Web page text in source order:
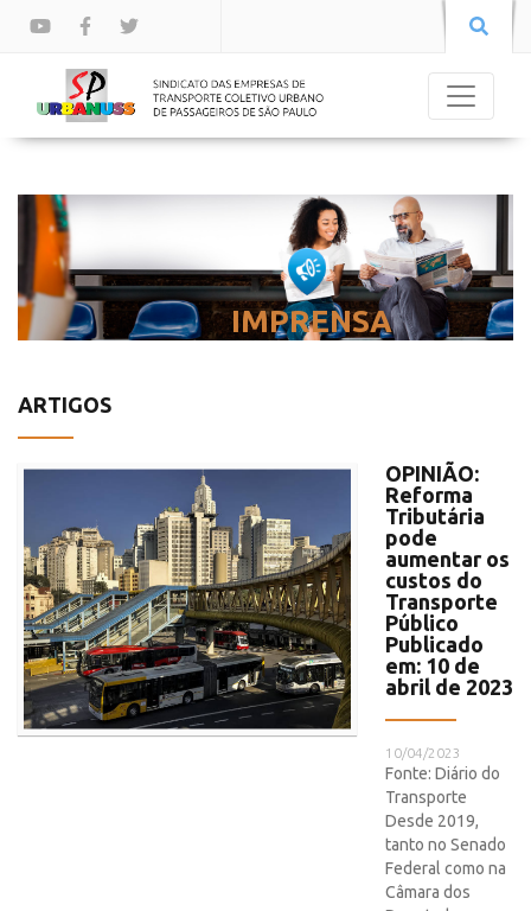
IMPRENSA
ARTIGOS
OPINIÃO:
Reforma
Tributária
pode
aumentar os
custos do
Transporte
Público
Publicado
em: 10 de
abril de 2023
10/04/2023
Fonte: Diário do
Transporte
Desde 2019,
tanto no Senado
Federal como na
Câmara dos